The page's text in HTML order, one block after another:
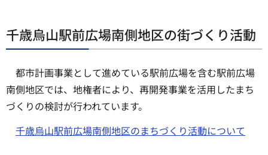
千歳烏山駅前広場南側地区の街づくり活動
都市計画事業として進めている駅前広場を含む駅前広場
南側地区では、地権者により、再開発事業を活用したまち
づくりの検討が行われています。
千歳烏山駅前広場南側地区のまちづくり活動について